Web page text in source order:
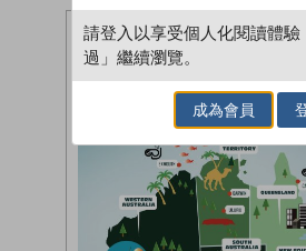
請登入以享受個人化閱讀體驗
過」繼續瀏覽。
成為會員